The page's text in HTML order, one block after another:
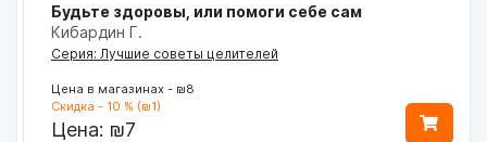
Будьте здоровы, или помоги себе сам
Кибардин Г.
Серия: Лучшие советы целителей
Цена в магазинах - ₪8
Скидка - 10 % (₪1)
Цена: ₪7